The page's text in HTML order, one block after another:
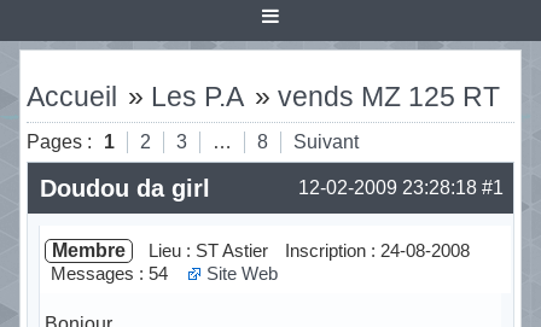
Accueil » Les P.A »vends MZ 125 RT
Pages : 1 2 3 … 8 Suivant
#1
12-02-2009 23:28:18
Doudou da girl
Membre Lieu : ST Astier
Inscription : 24-08-2008
Messages : 54
Site Web